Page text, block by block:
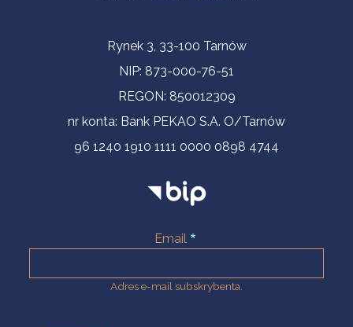
Informacje kontaktoweRynek 3, 33-100 Tarnów
NIP: 873-000-76-51
REGON: 850012309
nr konta: Bank PEKAO S.A. O/Tarnów
96 1240 1910 1111 0000 0898 4744
Email
Adres e-mail subskrybenta.